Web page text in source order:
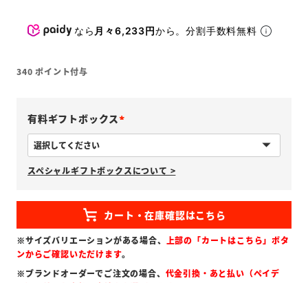
なら 月々6,233円から。分割手数料無料
340 ポイント付与
有料ギフトボックス
必
須
)
スペシャルギフトボックスについて >
※サイズバリエーションがある場合、 上部の「カートはこちら」ボタ
ンからご確認いただけます。
※ブランドオーダーでご注文の場合、 代金引換・あと払い（ペイデ